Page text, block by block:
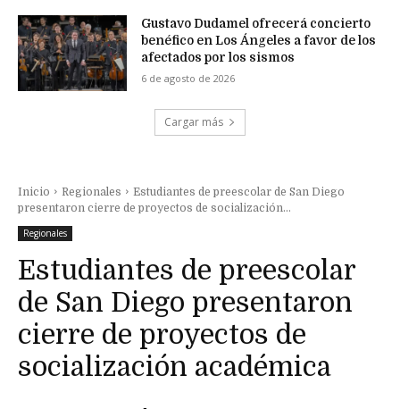
Gustavo Dudamel ofrecerá concierto
benéfico en Los Ángeles a favor de los
afectados por los sismos
6 de agosto de 2026
Cargar más